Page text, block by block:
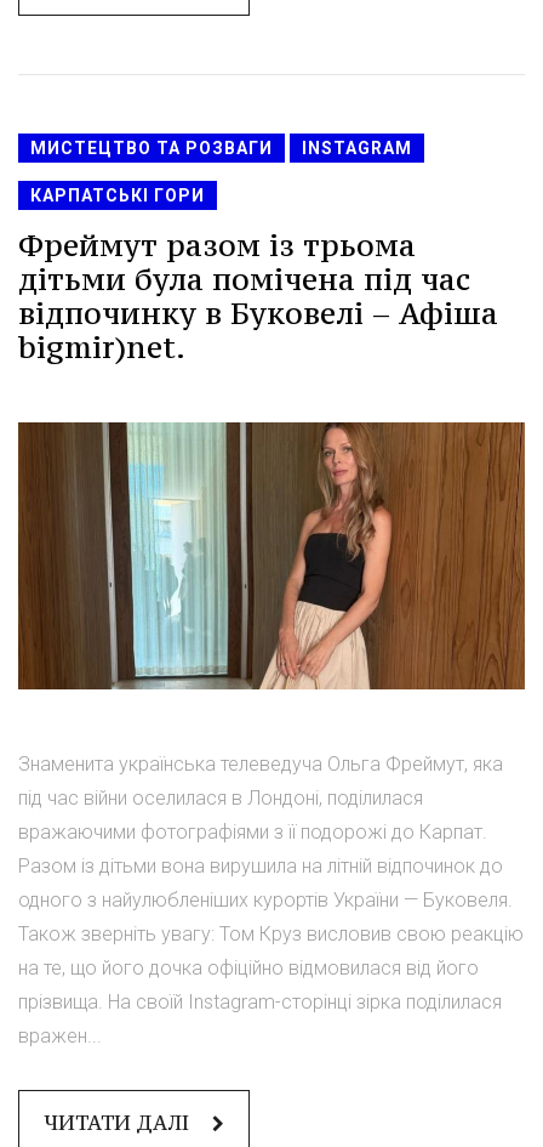
МИСТЕЦТВО ТА РОЗВАГИ INSTAGRAM
КАРПАТСЬКІ ГОРИ
Фреймут разом із трьома
дітьми була помічена під час
відпочинку в Буковелі – Афіша
bigmir)net.
Знаменита українська телеведуча Ольга Фреймут, яка
під час війни оселилася в Лондоні, поділилася
вражаючими фотографіями з її подорожі до Карпат.
Разом із дітьми вона вирушила на літній відпочинок до
одного з найулюбленіших курортів України — Буковеля.
Також зверніть увагу: Том Круз висловив свою реакцію
на те, що його дочка офіційно відмовилася від його
прізвища. На своїй Instagram-сторінці зірка поділилася
вражен...
ЧИТАТИ ДАЛІ